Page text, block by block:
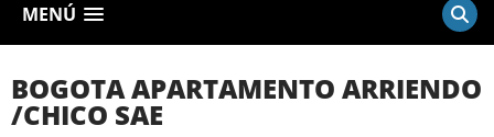
MENÚ
BOGOTA APARTAMENTO ARRIENDO
/CHICO SAE